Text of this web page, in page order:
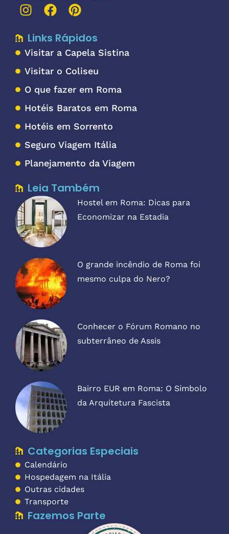
Links Rápidos
Visitar a Capela Sistina
Visitar o Coliseu
O que fazer em Roma
Hotéis Baratos em Roma
Hotéis em Sorrento
Seguro Viagem Itália
Planejamento da Viagem
Leia Também
Hostel em Roma: Dicas para
Economizar na Estadia
O grande incêndio de Roma foi
mesmo culpa do Nero?
Conhecer o Fórum Romano no
subterrâneo de Assis
Bairro EUR em Roma: O Símbolo
da Arquitetura Fascista
Categorias Especiais
Calendário
Hospedagem na Itália
Outras cidades
Transporte
Fazemos Parte